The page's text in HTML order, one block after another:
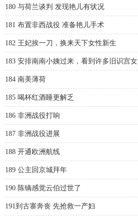
180 与荷兰谈判 发现艳儿有状况
181 布置非西战役 准备艳儿手术
182 王妃挨一刀，换来天下女性新生
183 安排南南小姨过来，看到许多旧识宫女
184 南美薄荷
185 喝杯红酒睡更解乏
186 非洲战役打响
187 非洲战役进展
188 开通欧洲航线
189 公主回京城拜年
190 陈镝感觉云伯过世了
191到古寨奔丧 先抢救一产妇